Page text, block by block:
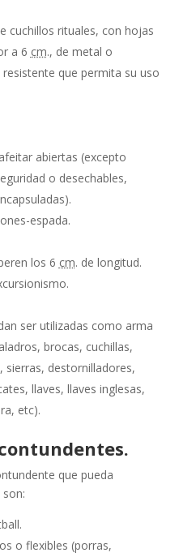
cuchillos rituales, con hojas
a 6 cm., de metal o
que permita su uso
abiertas (excepto
o desechables,
espada.
los 6 cm. de longitud.
ser utilizadas como arma
brocas, cuchillas,
sierras, destornilladores,
llaves, llaves inglesas,
etc).
que pueda
o flexibles (porras,